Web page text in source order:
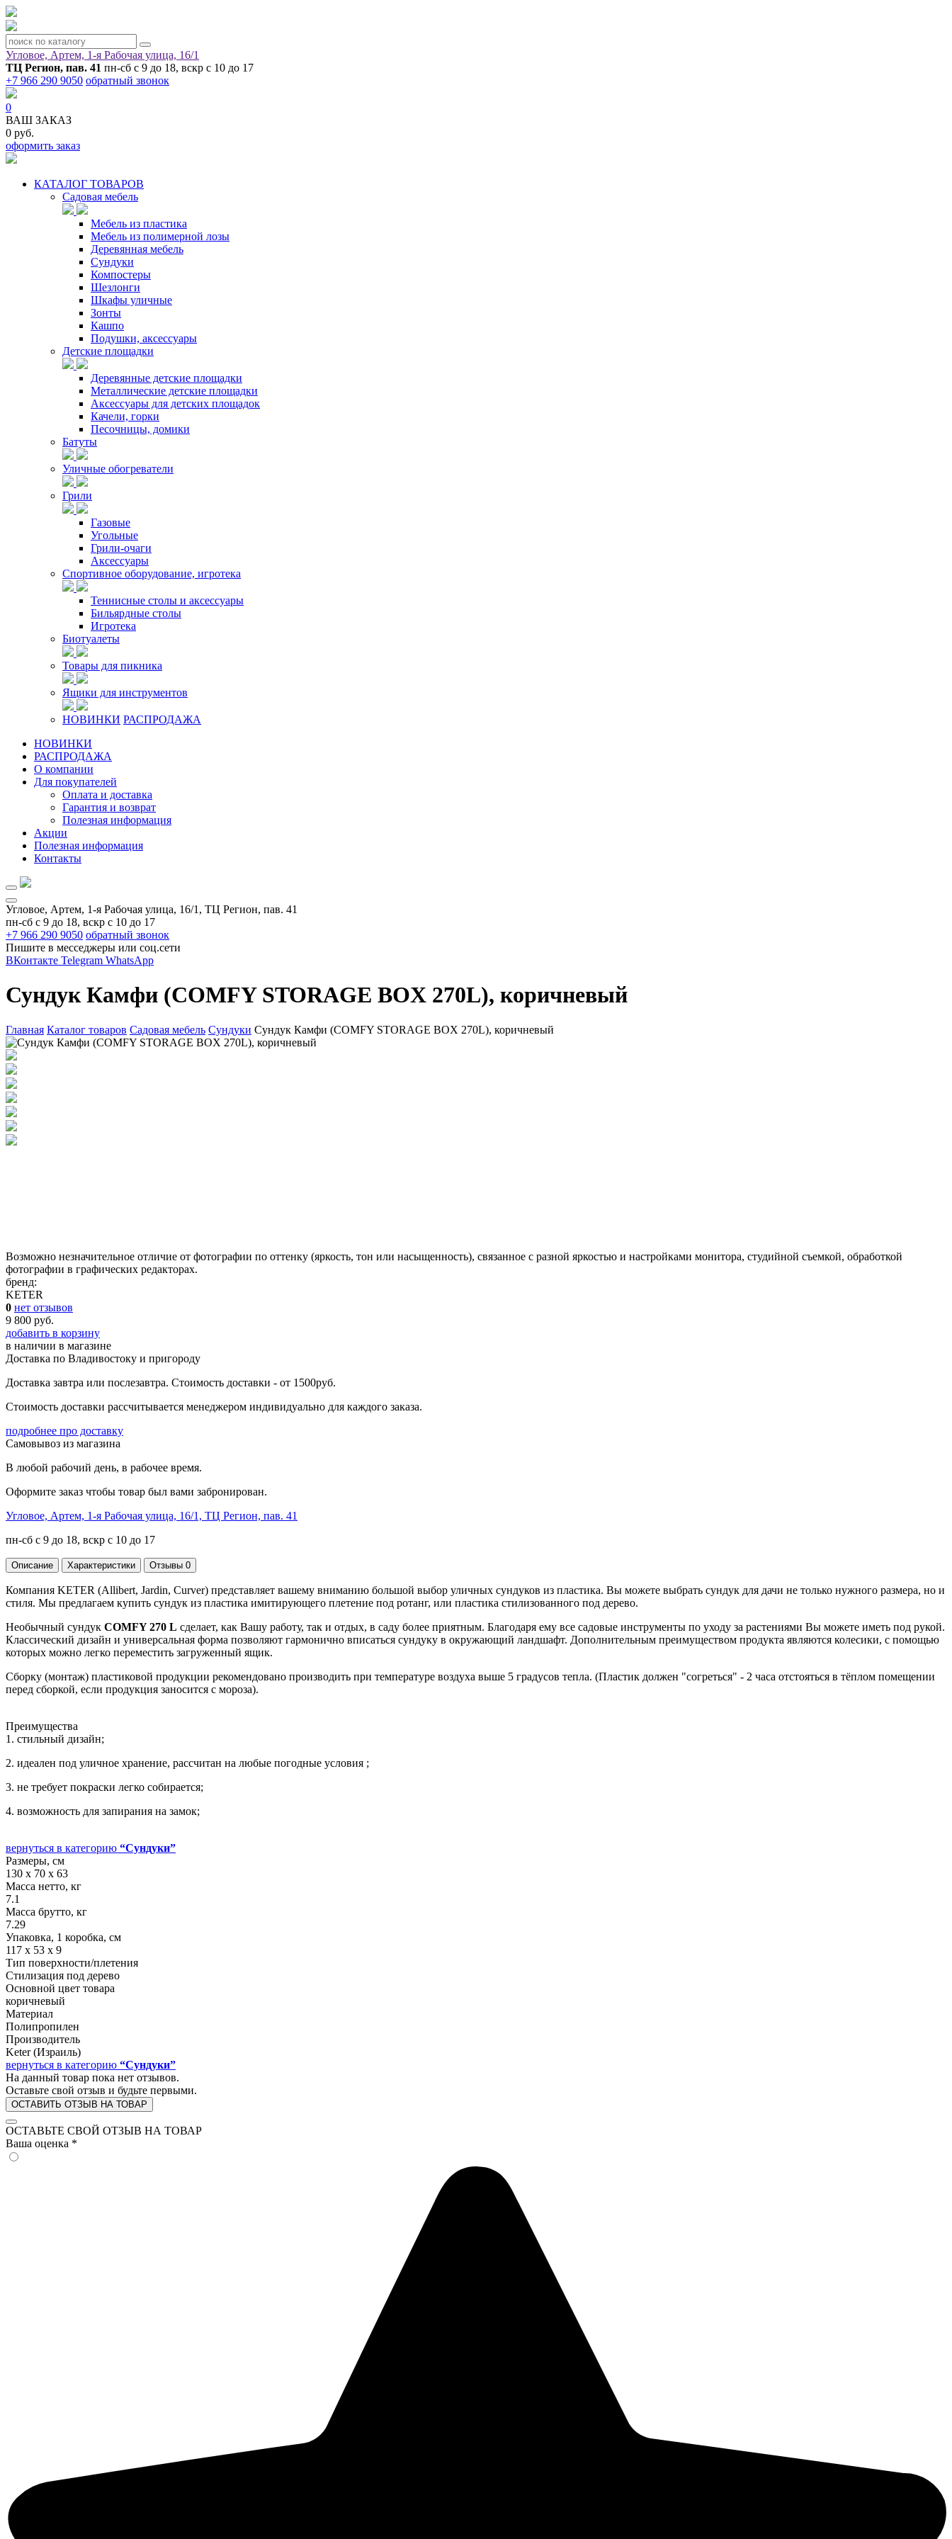
Угловое, Артем, ​1-я Рабочая улица, 16/1
ТЦ Регион, пав. 41 пн-сб с 9 до 18, вскр с 10 до 17
+7 966 290 9050 обратный звонок
0
ВАШ ЗАКАЗ
0 руб.
оформить заказ
КАТАЛОГ ТОВАРОВ
Садовая мебель
Мебель из пластика
Мебель из полимерной лозы
Деревянная мебель
Сундуки
Компостеры
Шезлонги
Шкафы уличные
Зонты
Кашпо
Подушки, аксессуары
Детские площадки
Деревянные детские площадки
Металлические детские площадки
Аксессуары для детских площадок
Качели, горки
Песочницы, домики
Батуты
Уличные обогреватели
Грили
Газовые
Угольные
Грили-очаги
Аксессуары
Спортивное оборудование, игротека
Теннисные столы и аксессуары
Бильярдные столы
Игротека
Биотуалеты
Товары для пикника
Ящики для инструментов
НОВИНКИ РАСПРОДАЖА
НОВИНКИ
РАСПРОДАЖА
О компании
Для покупателей
Оплата и доставка
Гарантия и возврат
Полезная информация
Акции
Полезная информация
Контакты
Угловое, Артем, ​1-я Рабочая улица, 16/1, ТЦ Регион, пав. 41
пн-сб с 9 до 18, вскр с 10 до 17
+7 966 290 9050 обратный звонок
Пишите в месседжеры или соц.сети
ВКонтакте Telegram WhatsApp
Сундук Камфи (COMFY STORAGE BOX 270L), коричневый
Главная Каталог товаров Садовая мебель Сундуки Сундук Камфи (COMFY STORAGE BOX 270L), коричневый
Возможно незначительное отличие от фотографии по оттенку (яркость, тон или насыщенность), связанное с разной яркостью и настройками монитора, студийной съемкой, обработкой
фотографии в графических редакторах.
бренд:
KETER
0 нет отзывов
9 800 руб.
добавить в корзину
в наличии в магазине
Доставка по Владивостоку и пригороду
Доставка завтра или послезавтра. Стоимость доставки - от 1500руб.
Стоимость доставки рассчитывается менеджером индивидуально для каждого заказа.
подробнее про доставку
Самовывоз из магазина
В любой рабочий день, в рабочее время.
Оформите заказ чтобы товар был вами забронирован.
Угловое, Артем, ​1-я Рабочая улица, 16/1, ТЦ Регион, пав. 41
пн-сб с 9 до 18, вскр с 10 до 17
Описание Характеристики Отзывы 0
Компания KETER (Allibert, Jardin, Curver) представляет вашему вниманию большой выбор уличных сундуков из пластика. Вы можете выбрать сундук для дачи не только нужного размера, но и
стиля. Мы предлагаем купить сундук из пластика имитирующего плетение под ротанг, или пластика стилизованного под дерево.
Необычный сундук COMFY 270 L сделает, как Вашу работу, так и отдых, в саду более приятным. Благодаря ему все садовые инструменты по уходу за растениями Вы можете иметь под рукой.
Классический дизайн и универсальная форма позволяют гармонично вписаться сундуку в окружающий ландшафт. Дополнительным преимуществом продукта являются колесики, с помощью
которых можно легко переместить загруженный ящик.
Сборку (монтаж) пластиковой продукции рекомендовано производить при температуре воздуха выше 5 градусов тепла. (Пластик должен "согреться" - 2 часа отстояться в тёплом помещении
перед сборкой, если продукция заносится с мороза).
Преимущества
1. стильный дизайн;
2. идеален под уличное хранение, рассчитан на любые погодные условия ;
3. не требует покраски легко собирается;
4. возможность для запирания на замок;
вернуться в категорию “Сундуки”
Размеры, см
130 х 70 х 63
Масса нетто, кг
7.1
Масса брутто, кг
7.29
Упаковка, 1 коробка, см
117 х 53 х 9
Тип поверхности/плетения
Стилизация под дерево
Основной цвет товара
коричневый
Материал
Полипропилен
Производитель
Keter (Израиль)
вернуться в категорию “Сундуки”
На данный товар пока нет отзывов.
Оставьте свой отзыв и будьте первыми.
ОСТАВИТЬ ОТЗЫВ НА ТОВАР
ОСТАВЬТЕ СВОЙ ОТЗЫВ НА ТОВАР
Ваша оценка *